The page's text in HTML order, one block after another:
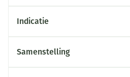
Indicatie
Samenstelling